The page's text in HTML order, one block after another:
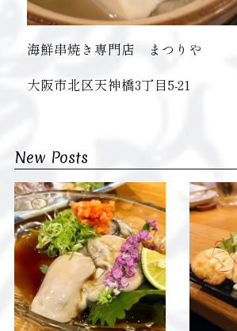
海鮮串焼き専門店 まつりや
大阪市北区天神橋3丁目5-21
New Posts